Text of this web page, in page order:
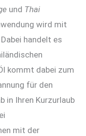
und Thai
wird mit
handelt es
kommt dabei zum
für den
in Ihren Kurzurlaub
mit der